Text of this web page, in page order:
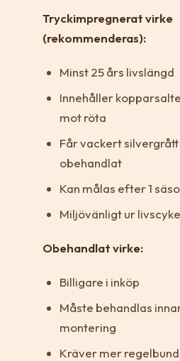
Tryckimpregnerat virke
(rekommenderas):
Minst 25 års livslängd
Innehåller
mot röta
Får vackert
obehandlat
Kan målas efter 1
Miljövänligt ur
Obehandlat virke:
Billigare i inköp
Måste behandlas
montering
Kräver mer